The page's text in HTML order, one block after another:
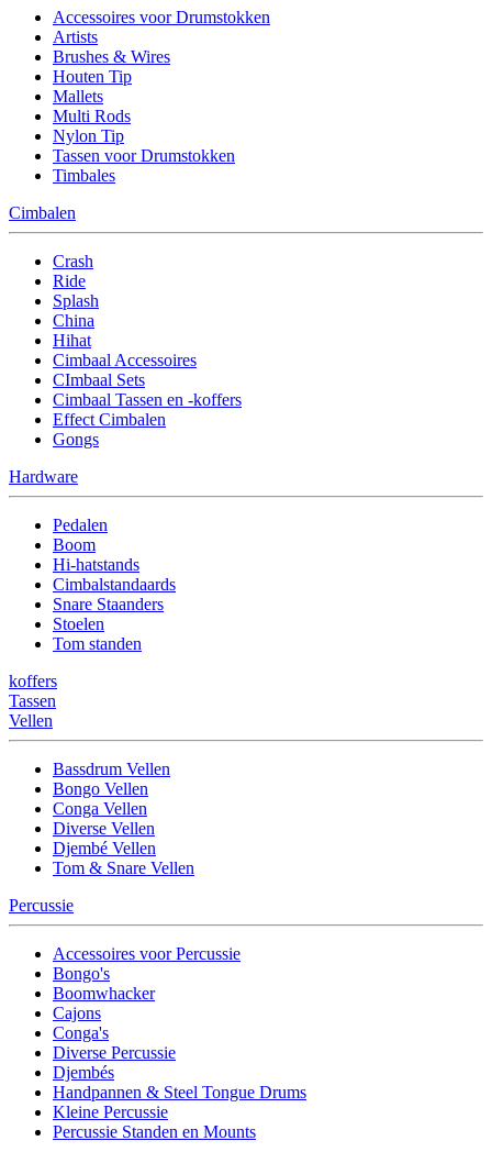
Accessoires voor Drumstokken
Artists
Brushes & Wires
Houten Tip
Mallets
Multi Rods
Nylon Tip
Tassen voor Drumstokken
Timbales
Cimbalen
Crash
Ride
Splash
China
Hihat
Cimbaal Accessoires
CImbaal Sets
Cimbaal Tassen en -koffers
Effect Cimbalen
Gongs
Hardware
Pedalen
Boom
Hi-hatstands
Cimbalstandaards
Snare Staanders
Stoelen
Tom standen
koffers
Tassen
Vellen
Bassdrum Vellen
Bongo Vellen
Conga Vellen
Diverse Vellen
Djembé Vellen
Tom & Snare Vellen
Percussie
Accessoires voor Percussie
Bongo's
Boomwhacker
Cajons
Conga's
Diverse Percussie
Djembés
Handpannen & Steel Tongue Drums
Kleine Percussie
Percussie Standen en Mounts